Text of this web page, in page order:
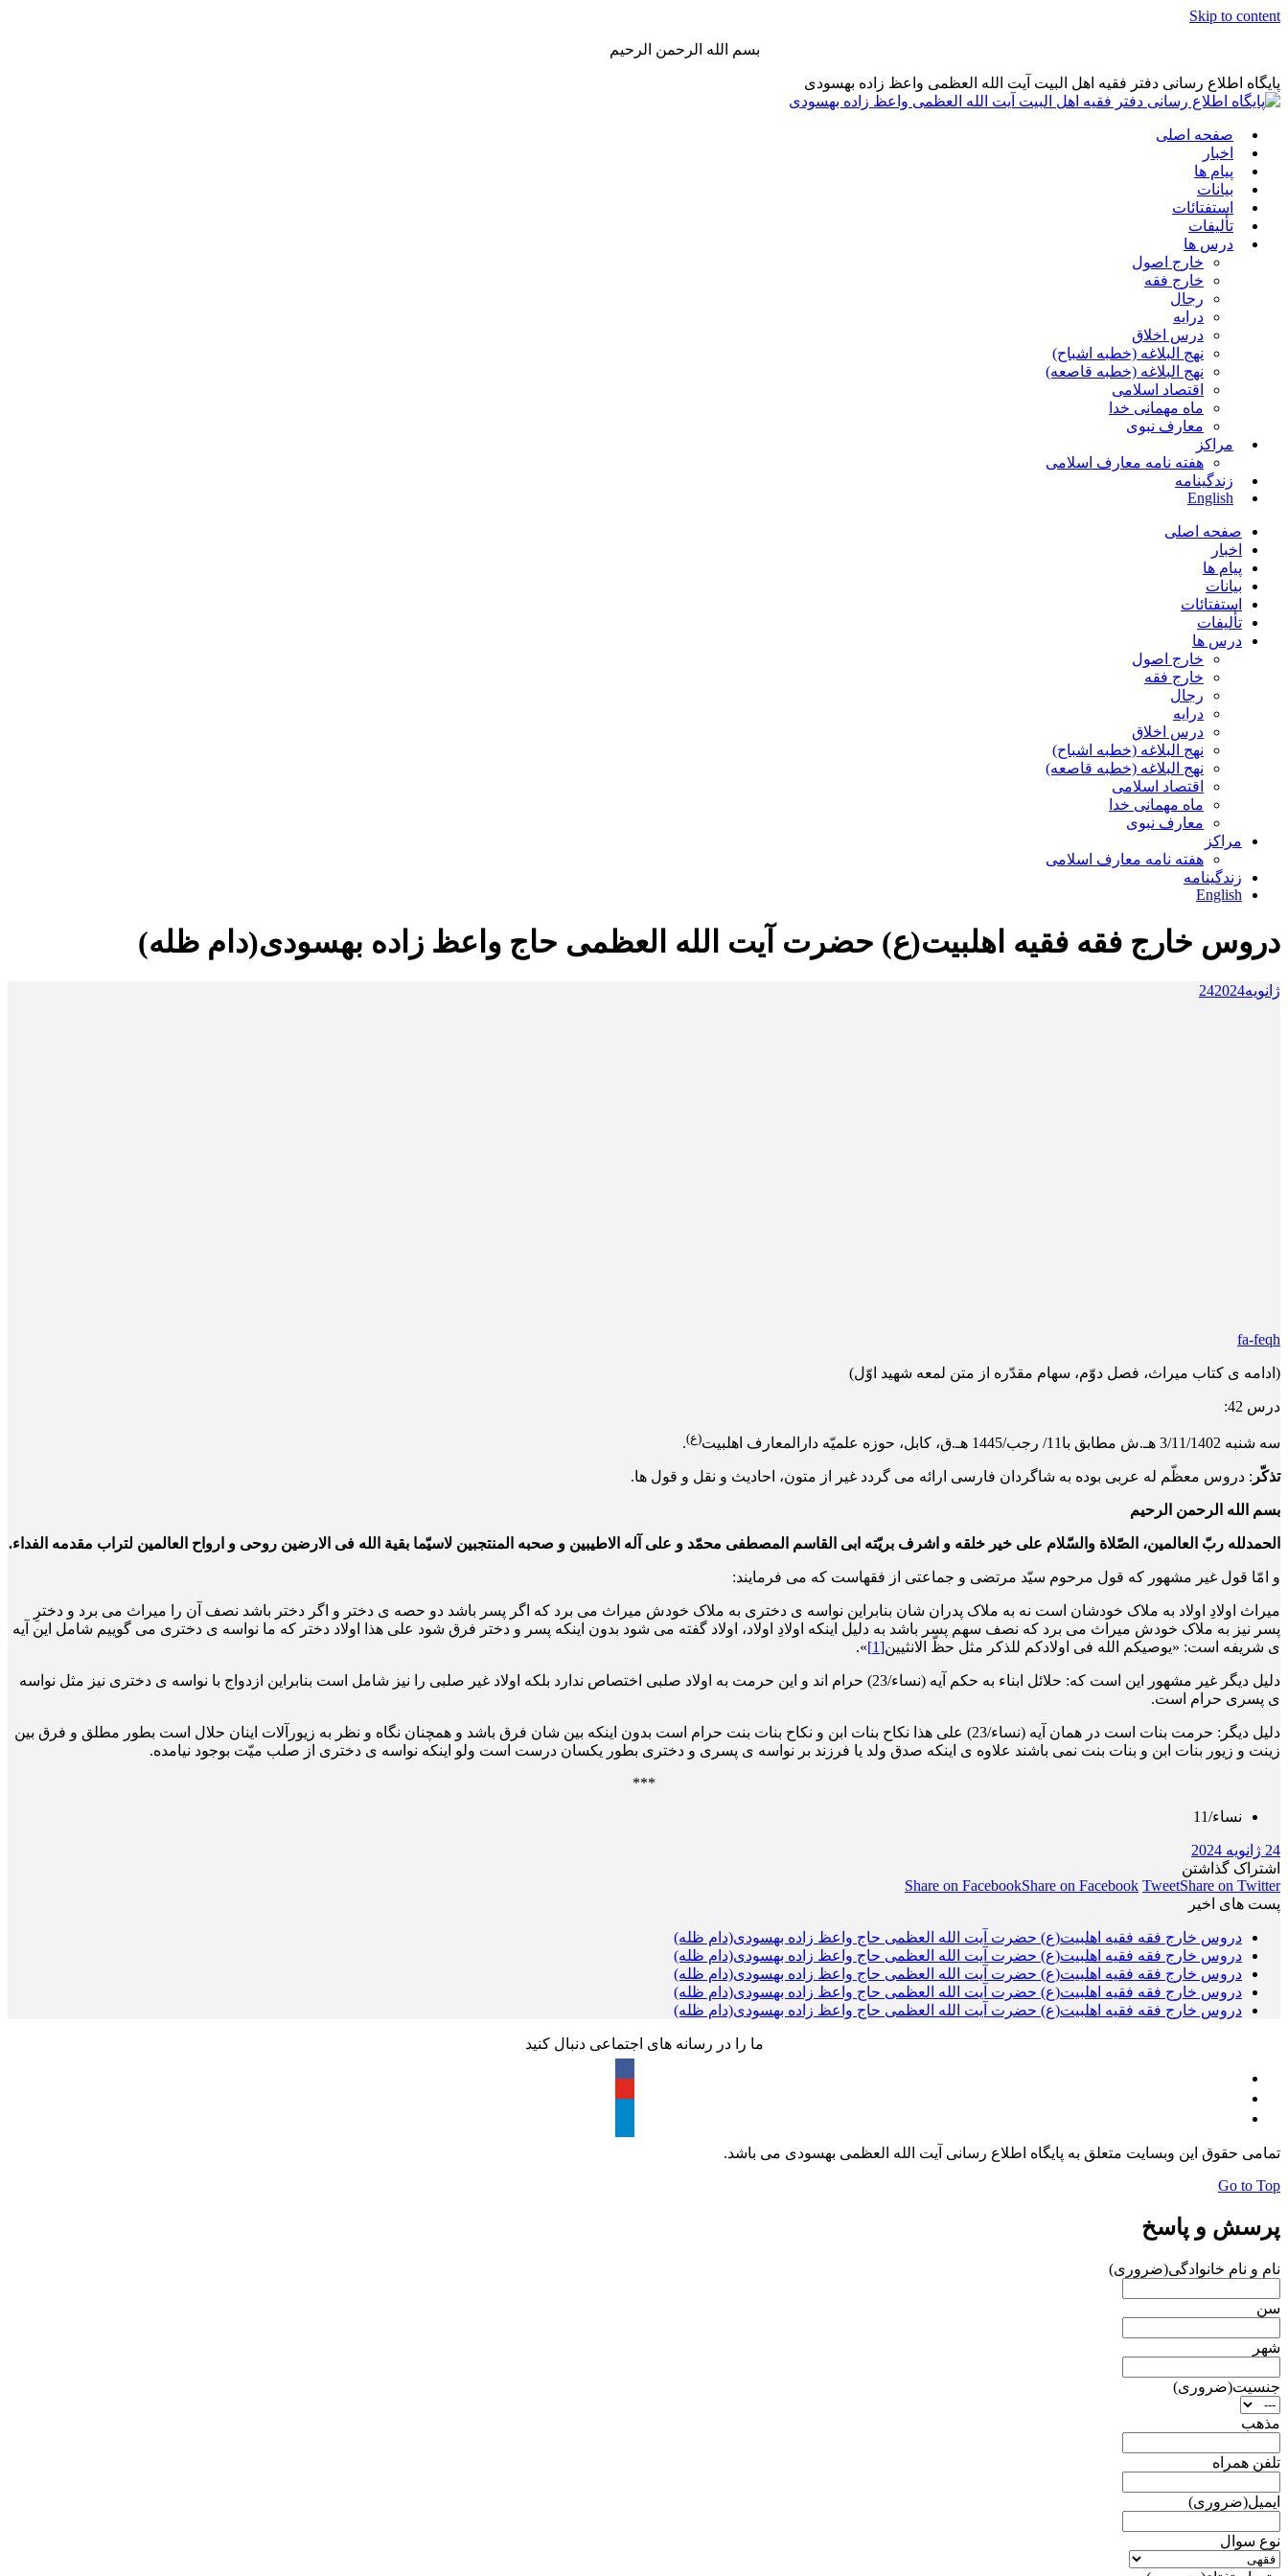
Skip to content
بسم الله الرحمن الرحیم
پایگاه اطلاع رسانی دفتر فقیه اهل البیت آیت الله العظمی واعظ زاده بهسودی
صفحه اصلی
اخبار
پیام ها
بیانات
استفتائات
تألیفات
درس ها
خارج اصول
خارج فقه
رجال
درایه
درس اخلاق
نهج البلاغه (خطبه اشباح)
نهج البلاغه (خطبه قاصعه)
اقتصاد اسلامی
ماه مهمانی خدا
معارف نبوی
مراکز
هفته نامه معارف اسلامی
زندگینامه
English
صفحه اصلی
اخبار
پیام ها
بیانات
استفتائات
تألیفات
درس ها
خارج اصول
خارج فقه
رجال
درایه
درس اخلاق
نهج البلاغه (خطبه اشباح)
نهج البلاغه (خطبه قاصعه)
اقتصاد اسلامی
ماه مهمانی خدا
معارف نبوی
مراکز
هفته نامه معارف اسلامی
زندگینامه
English
دروس خارج فقه فقیه اهلبیت(ع) حضرت آیت الله العظمی حاج واعظ زاده بهسودی(دام ظله)
ژانویه 242024
fa-feqh
(ادامه ی کتاب میراث، فصل دوّم، سهام مقدّره از متن لمعه شهید اوّل)
درس 42:
سه شنبه 3/11/1402 هـ.ش مطابق با11/ رجب/1445 هـ.ق، کابل، حوزه علمیّه دارالمعارف اهلبیت (ع).
تذکّر : دروس معظّم له عربی بوده به شاگردان فارسی ارائه می گردد غیر از متون، احادیث و نقل و قول ها.
بسم الله الرحمن الرحیم
الحمدلله ربّ العالمین، الصّلاة والسّلام علی خیر خلقه و اشرف بریّته ابی القاسم المصطفی محمّد و علی آله الاطیبین و صحبه المنتجبین لاسیّما بقیة الله فی الارضین روحی و ارواح العالمین لتراب مقدمه الفداء.
و امّا قول غیر مشهور که قول مرحوم سیّد مرتضی و جماعتی از فقهاست که می فرمایند:
میراث اولادِ اولاد به ملاک خودشان است نه به ملاک پدران شان بنابراین نواسه ی دختری به ملاک خودش میراث می برد که اگر پسر باشد دو حصه ی دختر و اگر دختر باشد نصف آن را میراث می برد و دخترِ
پسر نیز به ملاک خودش میراث می برد که نصف سهم پسر باشد به دلیل اینکه اولادِ اولاد، اولاد گفته می شود بدون اینکه پسر و دختر فرق شود علی هذا اولاد دختر که ما نواسه ی دختری می گوییم شامل این آیه
ی شریفه است: «یوصیکم الله فی اولادکم للذکر مثل حظّ الانثیین[1]
».
دلیل دیگر غیر مشهور این است که: حلائل ابناء به حکم آیه (نساء/23) حرام اند و این حرمت به اولاد صلبی اختصاص ندارد بلکه اولاد غیر صلبی را نیز شامل است بنابراین ازدواج با نواسه ی دختری نیز مثل نواسه
ی پسری حرام است.
دلیل دیگر: حرمت بنات است در همان آیه (نساء/23) علی هذا نکاح بنات ابن و نکاح بنات بنت حرام است بدون اینکه بین شان فرق باشد و همچنان نگاه و نظر به زیورآلات اینان حلال است بطور مطلق و فرق بین
زینت و زیور بنات ابن و بنات بنت نمی باشند علاوه ی اینکه صدق ولد یا فرزند بر نواسه ی پسری و دختری بطور یکسان درست است ولو اینکه نواسه ی دختری از صلب میّت بوجود نیامده.
***
نساء/11
24 ژانویه 2024
اشتراک گذاشتن
Share on FacebookShare on Facebook TweetShare on Twitter
پست های اخیر
دروس خارج فقه فقیه اهلبیت(ع) حضرت آیت الله العظمی حاج واعظ زاده بهسودی(دام ظله)
دروس خارج فقه فقیه اهلبیت(ع) حضرت آیت الله العظمی حاج واعظ زاده بهسودی(دام ظله)
دروس خارج فقه فقیه اهلبیت(ع) حضرت آیت الله العظمی حاج واعظ زاده بهسودی(دام ظله)
دروس خارج فقه فقیه اهلبیت(ع) حضرت آیت الله العظمی حاج واعظ زاده بهسودی(دام ظله)
دروس خارج فقه فقیه اهلبیت(ع) حضرت آیت الله العظمی حاج واعظ زاده بهسودی(دام ظله)
ما را در رسانه های اجتماعی دنبال کنید
تمامی حقوق این وبسایت متعلق به پایگاه اطلاع رسانی آیت الله العظمی بهسودی می باشد.
Go to Top
پرسش و پاسخ
نام و نام خانوادگی(ضروری)
سن
شهر
جنسیت(ضروری)
مذهب
تلفن همراه
ایمیل(ضروری)
نوع سوال